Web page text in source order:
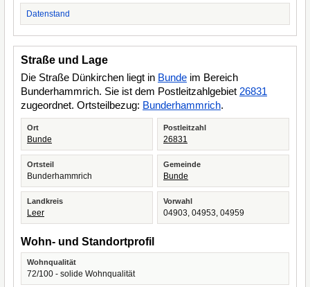
Datenstand
Straße und Lage
Die Straße Dünkirchen liegt in Bunde im Bereich
Bunderhammrich. Sie ist dem Postleitzahlgebiet 26831
zugeordnet. Ortsteilbezug: Bunderhammrich.
Ort
Bunde
Postleitzahl
26831
Ortsteil
Bunderhammrich
Gemeinde
Bunde
Landkreis
Leer
Vorwahl
04903, 04953, 04959
Wohn- und Standortprofil
Wohnqualität
72/100 - solide Wohnqualität